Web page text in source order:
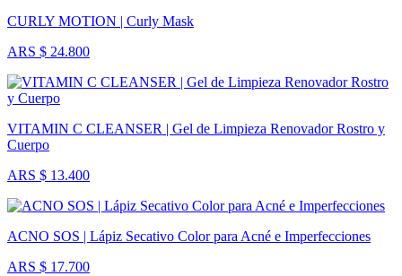
CURLY MOTION | Curly Mask
ARS $ 24.800
VITAMIN C CLEANSER | Gel de Limpieza Renovador Rostro y
Cuerpo
ARS $ 13.400
ACNO SOS | Lápiz Secativo Color para Acné e Imperfecciones
ARS $ 17.700